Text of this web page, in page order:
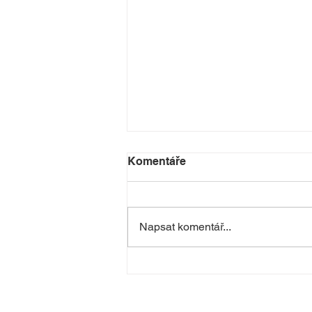
Komentáře
Napsat komentář...